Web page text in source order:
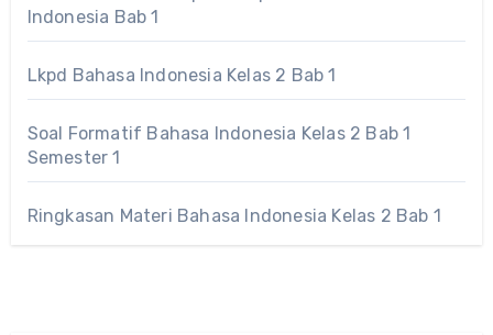
Indonesia Bab 1
Lkpd Bahasa Indonesia Kelas 2 Bab 1
Soal Formatif Bahasa Indonesia Kelas 2 Bab 1
Semester 1
Ringkasan Materi Bahasa Indonesia Kelas 2 Bab 1